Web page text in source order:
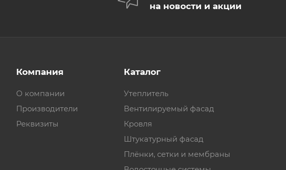
на новости и акции
Компания
О компании
Производители
Реквизиты
Каталог
Утеплитель
Вентилируемый фасад
Кровля
Штукатурный фасад
Плёнки, сетки и мембраны